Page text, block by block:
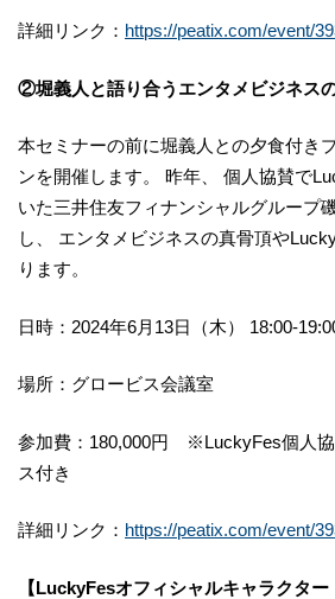
詳細リンク： https://peatix.com/event/
②堀義人と語り合うエンタメビジネス
本セミナーの前に堀義人との夕食付き
ンを開催します。 昨年、 個人協賛で
いた三井住友フィナンシャルグループ
し、 エンタメビジネスの真骨頂や
ります。
日時：2024年6月13日（木） 18:00-
場所：グロービス会議室
参加費：180,000円 ※LuckyFes個人協
ス付き
詳細リンク： https://peatix.com/event/
【LuckyFesオフィシャルキャラクタ